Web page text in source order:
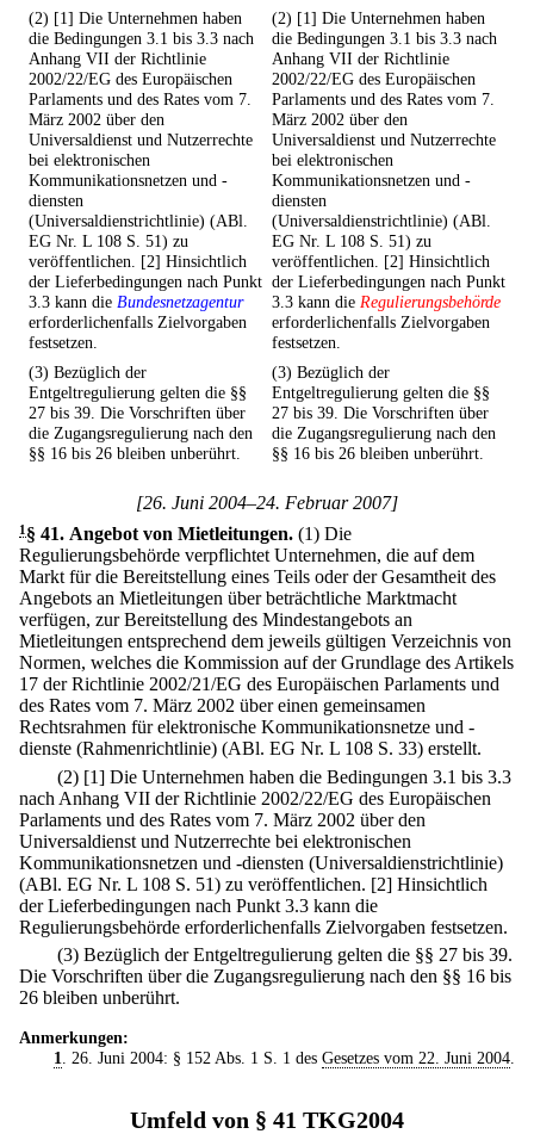
(2) [1] Die Unternehmen haben
die Bedingungen 3.1 bis 3.3 nach
Anhang VII der Richtlinie
2002/22/EG des Europäischen
Parlaments und des Rates vom 7.
März 2002 über den
Universaldienst und Nutzerrechte
bei elektronischen
Kommunikationsnetzen und -
diensten
(Universaldienstrichtlinie) (ABl.
EG Nr. L 108 S. 51) zu
veröffentlichen. [2] Hinsichtlich
der Lieferbedingungen nach Punkt
3.3 kann die Bundesnetzagentur
erforderlichenfalls Zielvorgaben
festsetzen.
(2) [1] Die Unternehmen haben
die Bedingungen 3.1 bis 3.3 nach
Anhang VII der Richtlinie
2002/22/EG des Europäischen
Parlaments und des Rates vom 7.
März 2002 über den
Universaldienst und Nutzerrechte
bei elektronischen
Kommunikationsnetzen und -
diensten
(Universaldienstrichtlinie) (ABl.
EG Nr. L 108 S. 51) zu
veröffentlichen. [2] Hinsichtlich
der Lieferbedingungen nach Punkt
3.3 kann die Regulierungsbehörde
erforderlichenfalls Zielvorgaben
festsetzen.
(3) Bezüglich der
Entgeltregulierung gelten die §§
27 bis 39. Die Vorschriften über
die Zugangsregulierung nach den
§§ 16 bis 26 bleiben unberührt.
(3) Bezüglich der
Entgeltregulierung gelten die §§
27 bis 39. Die Vorschriften über
die Zugangsregulierung nach den
§§ 16 bis 26 bleiben unberührt.
[26. Juni 2004–24. Februar 2007]
1§ 41. Angebot von Mietleitungen. (1) Die
Regulierungsbehörde verpflichtet Unternehmen, die auf dem
Markt für die Bereitstellung eines Teils oder der Gesamtheit des
Angebots an Mietleitungen über beträchtliche Marktmacht
verfügen, zur Bereitstellung des Mindestangebots an
Mietleitungen entsprechend dem jeweils gültigen Verzeichnis von
Normen, welches die Kommission auf der Grundlage des Artikels
17 der Richtlinie 2002/21/EG des Europäischen Parlaments und
des Rates vom 7. März 2002 über einen gemeinsamen
Rechtsrahmen für elektronische Kommunikationsnetze und -
dienste (Rahmenrichtlinie) (ABl. EG Nr. L 108 S. 33) erstellt.
(2) [1] Die Unternehmen haben die Bedingungen 3.1 bis 3.3
nach Anhang VII der Richtlinie 2002/22/EG des Europäischen
Parlaments und des Rates vom 7. März 2002 über den
Universaldienst und Nutzerrechte bei elektronischen
Kommunikationsnetzen und -diensten (Universaldienstrichtlinie)
(ABl. EG Nr. L 108 S. 51) zu veröffentlichen. [2] Hinsichtlich
der Lieferbedingungen nach Punkt 3.3 kann die
Regulierungsbehörde erforderlichenfalls Zielvorgaben festsetzen.
(3) Bezüglich der Entgeltregulierung gelten die §§ 27 bis 39.
Die Vorschriften über die Zugangsregulierung nach den §§ 16 bis
26 bleiben unberührt.
Anmerkungen:
1
. 26. Juni 2004: § 152 Abs. 1 S. 1 des Gesetzes vom 22. Juni 2004.
Umfeld von § 41 TKG2004